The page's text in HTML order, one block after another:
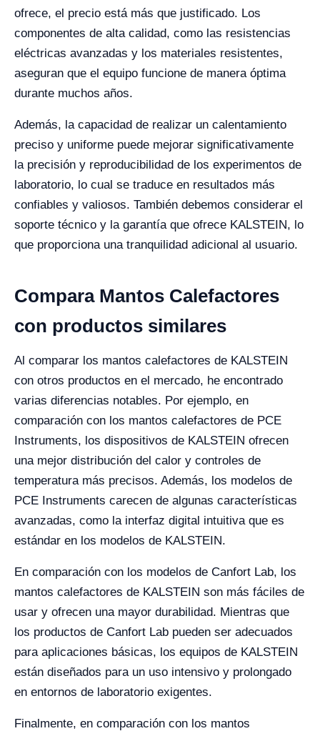
ofrece, el precio está más que justificado. Los
componentes de alta calidad, como las resistencias
eléctricas avanzadas y los materiales resistentes,
aseguran que el equipo funcione de manera óptima
durante muchos años.
Además, la capacidad de realizar un calentamiento
preciso y uniforme puede mejorar significativamente
la precisión y reproducibilidad de los experimentos de
laboratorio, lo cual se traduce en resultados más
confiables y valiosos. También debemos considerar el
soporte técnico y la garantía que ofrece KALSTEIN, lo
que proporciona una tranquilidad adicional al usuario.
Compara Mantos Calefactores
con productos similares
Al comparar los mantos calefactores de KALSTEIN
con otros productos en el mercado, he encontrado
varias diferencias notables. Por ejemplo, en
comparación con los mantos calefactores de PCE
Instruments, los dispositivos de KALSTEIN ofrecen
una mejor distribución del calor y controles de
temperatura más precisos. Además, los modelos de
PCE Instruments carecen de algunas características
avanzadas, como la interfaz digital intuitiva que es
estándar en los modelos de KALSTEIN.
En comparación con los modelos de Canfort Lab, los
mantos calefactores de KALSTEIN son más fáciles de
usar y ofrecen una mayor durabilidad. Mientras que
los productos de Canfort Lab pueden ser adecuados
para aplicaciones básicas, los equipos de KALSTEIN
están diseñados para un uso intensivo y prolongado
en entornos de laboratorio exigentes.
Finalmente, en comparación con los mantos